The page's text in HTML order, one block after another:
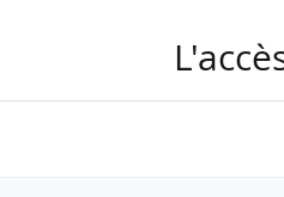
territoriaux (Côte-